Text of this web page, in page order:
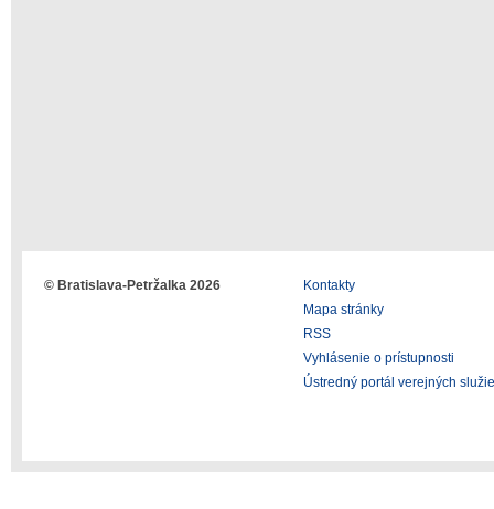
© Bratislava-Petržalka 2026
Kontakty
Mapa stránky
RSS
Vyhlásenie o prístupnosti
Ústredný portál verejných